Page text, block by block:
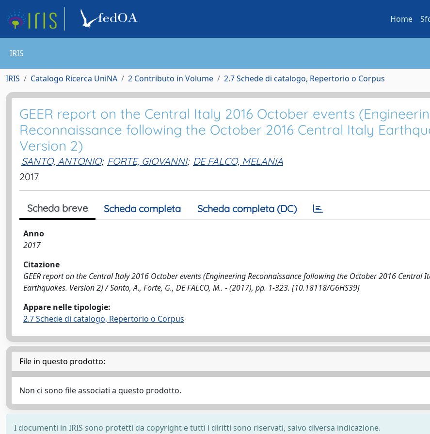
Home
IRIS
IRIS Catalogo Ricerca UniNA 2 Contributo in Volume 2.7 Schede di catalogo, Repertorio o Corpus
GEER report on the Central Italy 2016 October events
Reconnaissance following the October 2016 Central Italy
Version 2)
SANTO, ANTONIO; FORTE, GIOVANNI; DE FALCO, MELANIA
2017
Scheda breve Scheda completa Scheda completa (DC)
Anno
2017
Citazione
GEER report on the Central Italy 2016 October events (Engineering Reconnaissance following the October 2016 Central
Earthquakes. Version 2) / Santo, A., Forte, G., DE FALCO, M.. - (2017), pp. 1-323. [10.18118/G6HS39]
Appare nelle tipologie:
2.7 Schede di catalogo, Repertorio o Corpus
File in questo prodotto:
Non ci sono file associati a questo prodotto.
I documenti in IRIS sono protetti da copyright e tutti i diritti sono riservati, salvo diversa indicazione.